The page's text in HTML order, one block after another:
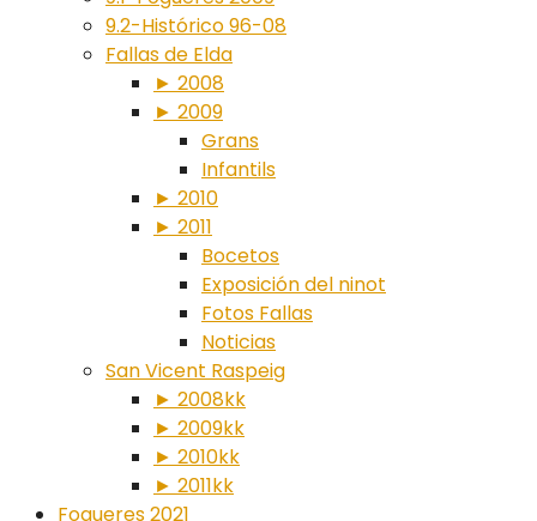
9.2-Histórico 96-08
Fallas de Elda
► 2008
► 2009
Grans
Infantils
► 2010
► 2011
Bocetos
Exposición del ninot
Fotos Fallas
Noticias
San Vicent Raspeig
► 2008kk
► 2009kk
► 2010kk
► 2011kk
Fogueres 2021